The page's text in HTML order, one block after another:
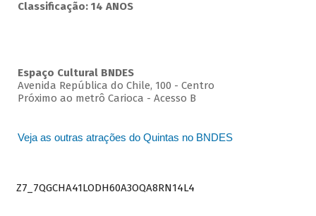
Classificação: 14 ANOS
Espaço Cultural BNDES
Avenida República do Chile, 100 - Centro
Próximo ao metrô Carioca - Acesso B
Veja as outras atrações do Quintas no BNDES
Z7_7QGCHA41LODH60A3OQA8RN14L4